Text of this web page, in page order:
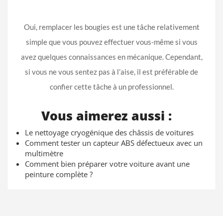
Oui, remplacer les bougies est une tâche relativement
simple que vous pouvez effectuer vous-même si vous
avez quelques connaissances en mécanique. Cependant,
si vous ne vous sentez pas à l’aise, il est préférable de
confier cette tâche à un professionnel.
Vous aimerez aussi :
Le nettoyage cryogénique des châssis de voitures
Comment tester un capteur ABS défectueux avec un
multimètre
Comment bien préparer votre voiture avant une
peinture complète ?